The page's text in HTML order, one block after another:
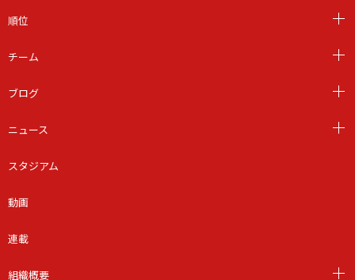
順位
チーム
ブログ
ニュース
スタジアム
動画
連載
組織概要